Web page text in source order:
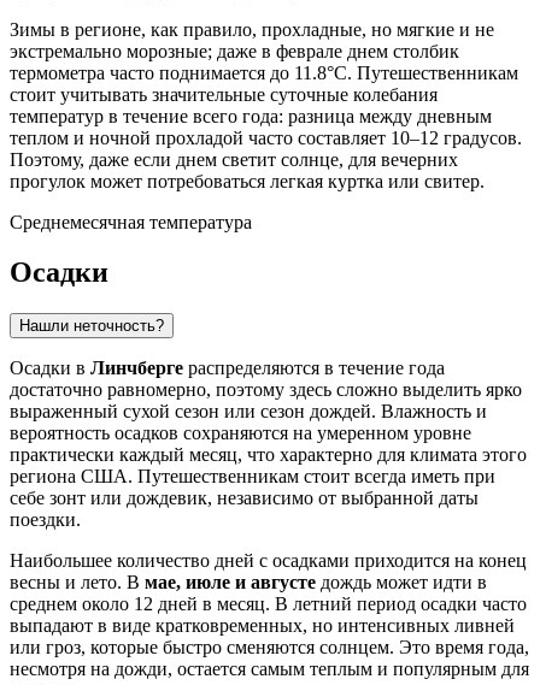
Зимы в регионе, как правило, прохладные, но мягкие и не
экстремально морозные; даже в феврале днем столбик
термометра часто поднимается до 11.8°C. Путешественникам
стоит учитывать значительные суточные колебания
температур в течение всего года: разница между дневным
теплом и ночной прохладой часто составляет 10–12 градусов.
Поэтому, даже если днем светит солнце, для вечерних
прогулок может потребоваться легкая куртка или свитер.
Среднемесячная температура
Осадки
Нашли неточность?
Осадки в Линчберге распределяются в течение года
достаточно равномерно, поэтому здесь сложно выделить ярко
выраженный сухой сезон или сезон дождей. Влажность и
вероятность осадков сохраняются на умеренном уровне
практически каждый месяц, что характерно для климата этого
региона США. Путешественникам стоит всегда иметь при
себе зонт или дождевик, независимо от выбранной даты
поездки.
Наибольшее количество дней с осадками приходится на конец
весны и лето. В мае, июле и августе дождь может идти в
среднем около 12 дней в месяц. В летний период осадки часто
выпадают в виде кратковременных, но интенсивных ливней
или гроз, которые быстро сменяются солнцем. Это время года,
несмотря на дожди, остается самым теплым и популярным для